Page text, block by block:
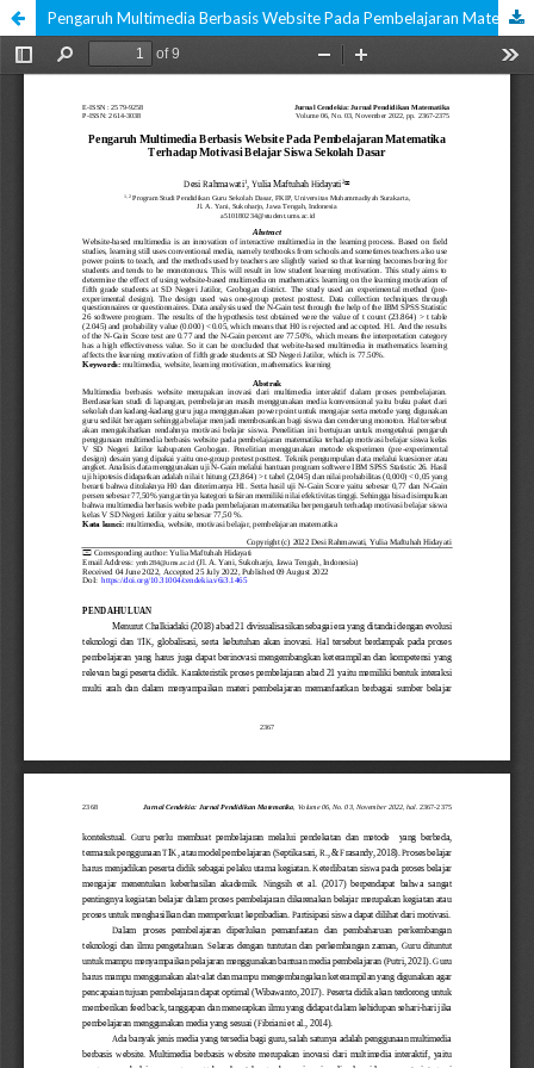
Pengaruh Multimedia Berbasis Website Pada Pembelajaran Matematika Terhadap Motivasi Belajar Siswa Sekolah Dasar